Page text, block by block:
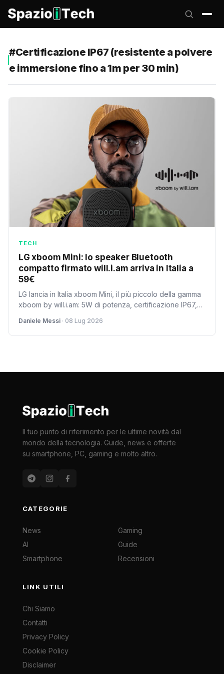
#Certificazione IP67 (resistente a polvere
e immersione fino a 1m per 30 min)
TECH
LG xboom Mini: lo speaker Bluetooth
compatto firmato will.i.am arriva in Italia a
59€
LG lancia in Italia xboom Mini, il più piccolo della gamma
xboom by will.i.am: 5W di potenza, certificazione IP67,
Pesa solo 220g e costa 59 euro nelle colorazioni Black
e Warm Grey.
Daniele Messi · 08 Lug 2026
Il tuo punto di riferimento per le ultime novità dal
mondo della tecnologia. Guide, news e offerte
su smartphone, PC, gaming e molto altro.
CATEGORIE
News
AI
Smartphone
Gaming
Guide
Recensioni
LINK UTILI
Chi Siamo
Contatti
Privacy Policy
Cookie Policy
Disclaimer